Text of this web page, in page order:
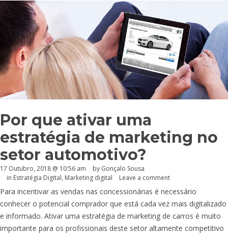
Por que ativar uma
estratégia de marketing no
setor automotivo?
17 Outubro, 2018 @ 10:56 am by Gonçalo Sousa
in Estratégia Digital, Marketing digital Leave a comment
Para incentivar as vendas nas concessionárias é necessário
conhecer o potencial comprador que está cada vez mais digitalizado
e informado. Ativar uma estratégia de marketing de carros é muito
importante para os profissionais deste setor altamente competitivo